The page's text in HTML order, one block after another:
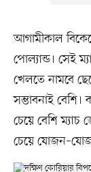
আগামীকাল
পোল্যান্ড। সেই
খেলতে নামবে
সম্ভাবনাই
চেয়ে বেশি ম্যাচ
চেয়ে